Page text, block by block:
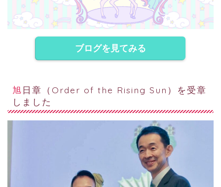
ブログを見てみる
旭日章（Order of the Rising Sun）を受章
しました